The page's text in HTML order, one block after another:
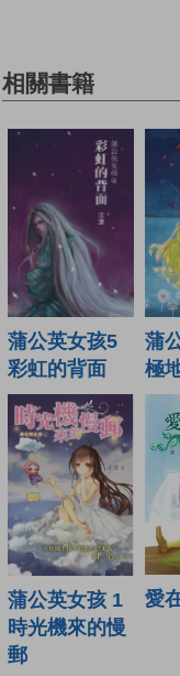
相關書籍
蒲公英女孩5
彩虹的背面
蒲
極
蒲公英女孩 1
時光機來的慢
郵
愛